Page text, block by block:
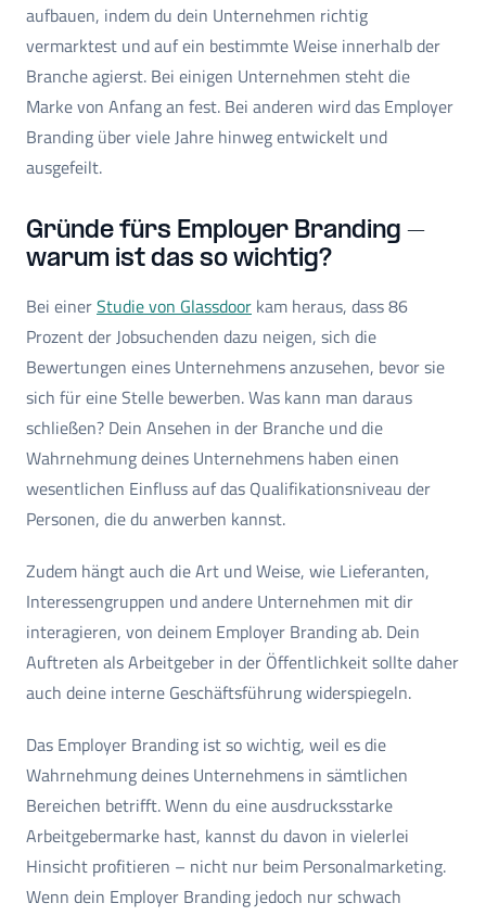
aufbauen, indem du dein Unternehmen richtig
vermarktest und auf ein bestimmte Weise innerhalb der
Branche agierst. Bei einigen Unternehmen steht die
Marke von Anfang an fest. Bei anderen wird das Employer
Branding über viele Jahre hinweg entwickelt und
ausgefeilt.
Gründe fürs Employer Branding –
warum ist das so wichtig?
Bei einerStudie von Glassdoor kam heraus, dass 86
Prozent der Jobsuchenden dazu neigen, sich die
Bewertungen eines Unternehmens anzusehen, bevor sie
sich für eine Stelle bewerben. Was kann man daraus
schließen? Dein Ansehen in der Branche und die
Wahrnehmung deines Unternehmens haben einen
wesentlichen Einfluss auf das Qualifikationsniveau der
Personen, die du anwerben kannst.
Zudem hängt auch die Art und Weise, wie Lieferanten,
Interessengruppen und andere Unternehmen mit dir
interagieren, von deinem Employer Branding ab. Dein
Auftreten als Arbeitgeber in der Öffentlichkeit sollte daher
auch deine interne Geschäftsführung widerspiegeln.
Das Employer Branding ist so wichtig, weil es die
Wahrnehmung deines Unternehmens in sämtlichen
Bereichen betrifft. Wenn du eine ausdrucksstarke
Arbeitgebermarke hast, kannst du davon in vielerlei
Hinsicht profitieren – nicht nur beim Personalmarketing.
Wenn dein Employer Branding jedoch nur schwach